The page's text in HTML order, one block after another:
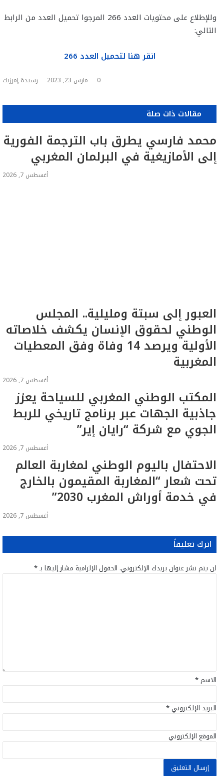
وللإطلاع على محتويات العدد 266 المرجوا تحميل العدد من الرابط
التالي:
انقر هنا لتحميل العدد 266
رشيدة إمرزيك مارس 23, 2023 0
مقالات ذات صلة
محمد فارسي يطرق باب الترجمة الفورية
إلى الأمازيغية في البرلمان المغربي
أغسطس 7, 2026
العبور إلى سبتة ومليلية.. المجلس
الوطني لحقوق الإنسان يكشف خلاصاته
الأولية ويرصد 14 وفاة وفق المعطيات
المغربية
أغسطس 7, 2026
المكتب الوطني المغربي للسياحة يعزز
جاذبية الجهات عبر برنامج تاريخي للربط
الجوي مع شركة “رايان إير”
أغسطس 7, 2026
الاحتفال باليوم الوطني لمغاربة العالم
تحت شعار “المغاربة المقيمون بالخارج
في خدمة أوراش المغرب 2030”
أغسطس 7, 2026
اترك تعليقاً
لن يتم نشر عنوان بريدك الإلكتروني. الحقول الإلزامية مشار إليها بـ*
الاسم*
البريد الإلكتروني*
الموقع الإلكتروني